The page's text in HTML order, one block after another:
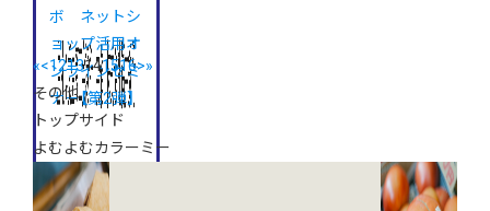
ボ ネットシ
ョップ活用オ
ンラインセミ
ナー【第2弾】
«<1213141516>»
その他
トップサイド
よむよむカラーミー